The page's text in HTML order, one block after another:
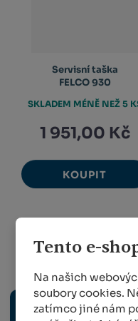
Tento e-
Na našich
soubory cookies.
zatímco jiné nám
Servisní taška
FELCO 930
1 951,00 Kč
KOUPIT
SKLADEM MÉNĚ NEŽ 5
Komunální
HNOJIVA / CHEMIE